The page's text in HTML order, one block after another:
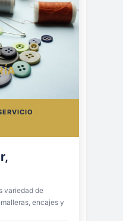
variedad de
encajes y